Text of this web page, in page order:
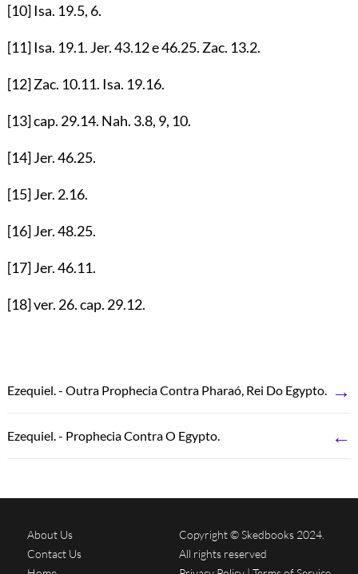
[10]Isa. 19.5, 6.
[11]Isa. 19.1. Jer.43.12e46.25. Zac. 13.2.
[12]Zac. 10.11. Isa. 19.16.
[13]cap. 29.14. Nah. 3.8, 9, 10.
[14]Jer.46.25.
[15]Jer. 2.16.
[16]Jer.48.25.
[17]Jer.46.11.
[18]ver. 26. cap. 29.12.
Ezequiel. - Outra Prophecia Contra Pharaó, Rei Do Egypto. →
Ezequiel. - Prophecia Contra O Egypto. ←
About Us
Contact Us
Copyright © Skedbooks 2024.
All rights reserved